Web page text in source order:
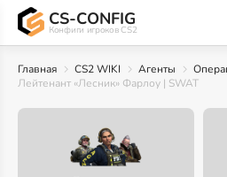
CS-CONFIG
Конфиги игроков CS2
Главная CS2 WIKI Агенты
Лейтенант «Лесник» Фарлоу | SWAT